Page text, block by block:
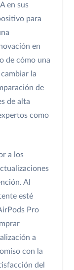
en sus
para
en
de cómo una
la
de
de alta
como
a los
Al
esté
Pro
a
con la
del